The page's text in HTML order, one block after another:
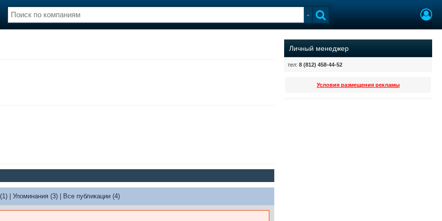
Упоминания (3) Все публикации (4)
Личный менеджер
тел: 8 (812) 458-44-52
Условия размещения рекламы